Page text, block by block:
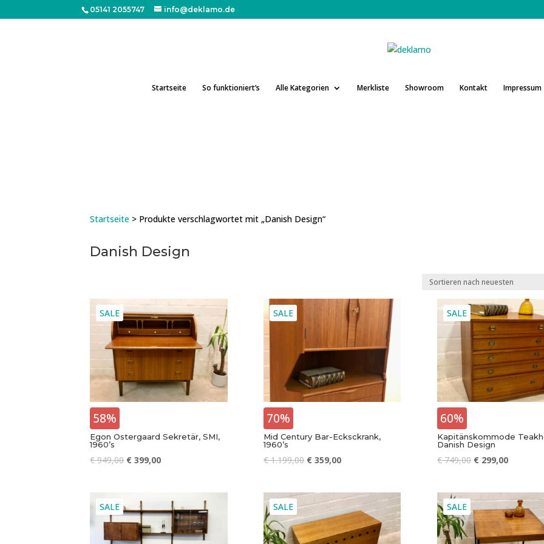
05141 2055747 info@deklamo.de
Startseite So funktioniert’s Alle Kategorien Merkliste Showroom Kontakt Impressum
Startseite > Produkte verschlagwortet mit „Danish Design“
Danish Design
SALE
58%
Egon Ostergaard Sekretär, SMI,
1960’s
€949,00 € 399,00
SALE
70%
Mid Century Bar-Ecksckrank,
1960’s
€1.199,00 € 359,00
SALE
60%
Kapitänskommode
Danish Design
€749,00 €299,00
SALE SALE SALE